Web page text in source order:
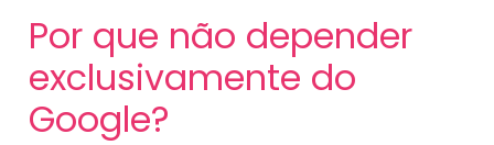
Por que não depender
exclusivamente do
Google?